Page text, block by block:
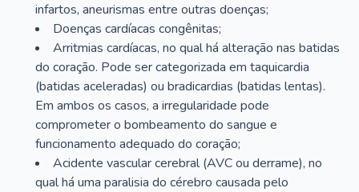
infartos, aneurismas entre outras doenças;
Doenças cardíacas congênitas;
Arritmias cardíacas, no qual há alteração nas batidas
do coração. Pode ser categorizada em taquicardia
(batidas aceleradas) ou bradicardias (batidas lentas).
Em ambos os casos, a irregularidade pode
comprometer o bombeamento do sangue e
funcionamento adequado do coração;
Acidente vascular cerebral (AVC ou derrame), no
qual há uma paralisia do cérebro causada pelo